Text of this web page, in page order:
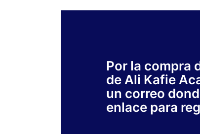
Por la compra
de Ali Kafie
un correo
enlace para